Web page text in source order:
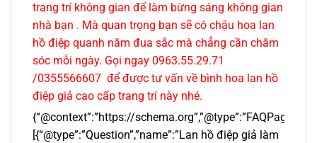
trang trí không gian để làm bừng sáng không gian
nhà bạn . Mà quan trọng bạn sẽ có chậu hoa lan
hồ điệp quanh năm đua sắc mà chẳng cần chăm
sóc mỗi ngày. Gọi ngay 0963.55.29.71
/0355566607 để được tư vấn về bình hoa lan hồ
điệp giả cao cấp trang trí này nhé.
{“@context”:”https://
[{“@type”:”Question”,”name”:”Lan hồ điệp giả làm